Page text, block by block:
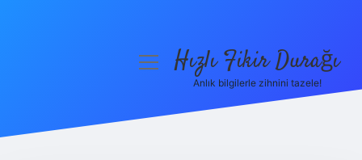
menüyüHızlı Fikir Durağı
Anlık bilgilerle zihnini tazele!